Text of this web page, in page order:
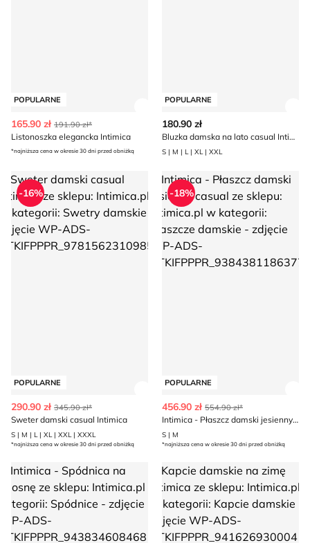
POPULARNE
165.90 zł 191.90 zł*
Listonoszka elegancka Intimica
*najniższa cena w okresie 30 dni przed obniżką
POPULARNE
180.90 zł
Bluzka damska na lato casual Intimica
S | M | L | XL | XXL
damski casual Intimica
POPULARNE
-16%
290.90 zł 345.90 zł*
Sweter damski casual Intimica
S | M | L | XL | XXL | XXXL
*najniższa cena w okresie 30 dni przed obniżką
Intimica - Płaszcz damski
POPULARNE
-18%
456.90 zł 554.90 zł*
Intimica - Płaszcz damski jesienny casual
S | M
*najniższa cena w okresie 30 dni przed obniżką
- Spódnica na wiosnę Kapcie damskie na zimę